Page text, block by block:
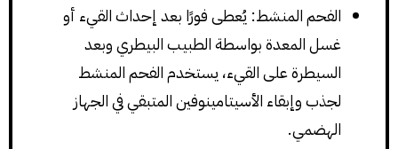
الفحم المنشط: يُعطى فورًا بعد إحداث القيء أو
غسل المعدة بواسطة الطبيب البيطري وبعد
السيطرة على القيء، يستخدم الفحم المنشط
لجذب وإبقاء الأسيتامينوفين المتبقي في الجهاز
الهضمي.